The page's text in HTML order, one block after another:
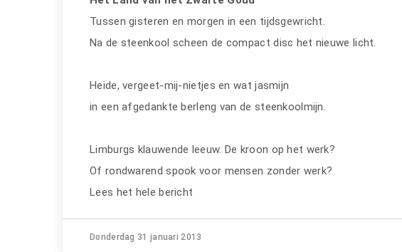
Tussen gisteren en morgen in een tijdsgewricht.
Na de steenkool scheen de compact disc het nieuwe licht.
Heide, vergeet-mij-nietjes en wat jasmijn
in een afgedankte berleng van de steenkoolmijn.
Limburgs klauwende leeuw. De kroon op het werk?
Of rondwarend spook voor mensen zonder werk?
Lees het hele bericht
Donderdag 31 januari 2013